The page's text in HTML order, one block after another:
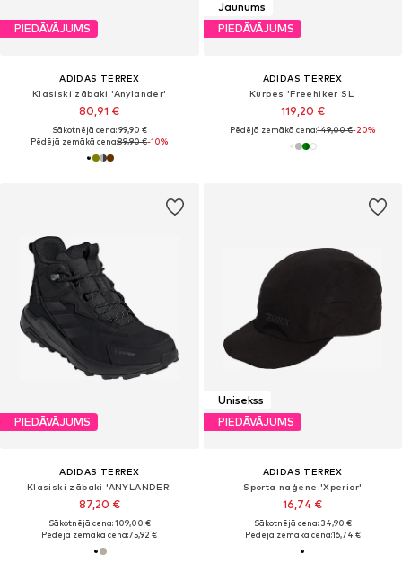
PIEDĀVĀJUMS
ADIDAS TERREX
Klasiski zābaki 'Anylander'
80,91 €
Sākotnējā cena: 99,90 €
Pēdējā zemākā cena:89,90 €-10%
Jaunums
PIEDĀVĀJUMS
ADIDAS TERREX
Kurpes 'Freehiker SL'
119,20 €
Pēdējā zemākā cena:149,00 €-20%
PIEDĀVĀJUMS
ADIDAS TERREX
Klasiski zābaki 'ANYLANDER'
87,20 €
Sākotnējā cena: 109,00 €
Pēdējā zemākā cena:75,92 €
Unisekss
PIEDĀVĀJUMS
ADIDAS TERREX
Sporta naģene 'Xperior'
16,74 €
Sākotnējā cena: 34,90 €
Pēdējā zemākā cena:16,74 €